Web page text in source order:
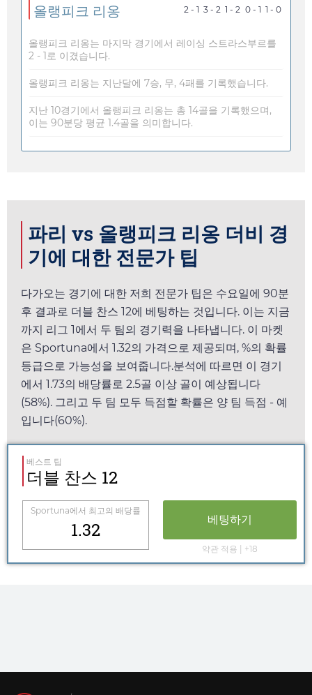
올랭피크 리옹 2 - 1 3 - 2 1 - 2 0 - 1 1 - 0
올랭피크 리옹는 마지막 경기에서 레이싱 스트라스부르를
2 - 1로 이겼습니다.
올랭피크 리옹는 지난달에 7승, 무, 4패를 기록했습니다.
지난 10경기에서 올랭피크 리옹는 총 14골을 기록했으며,
이는 90분당 평균 1.4골을 의미합니다.
파리 vs 올랭피크 리옹 더비 경
기에 대한 전문가 팁
다가오는 경기에 대한 저희 전문가 팁은 수요일에 90분
후 결과로 더블 찬스 12에 베팅하는 것입니다. 이는 지금
까지 리그 1에서 두 팀의 경기력을 나타냅니다. 이 마켓
은 Sportuna에서 1.32의 가격으로 제공되며, %의 확률
등급으로 가능성을 보여줍니다.분석에 따르면 이 경기
에서 1.73의 배당률로 2.5골 이상 골이 예상됩니다
(58%). 그리고 두 팀 모두 득점할 확률은 양 팀 득점 - 예
입니다(60%).
베스트 팁
더블 찬스 12
Sportuna에서 최고의 배당률
1.32 베팅하기
약관 적용 | +18